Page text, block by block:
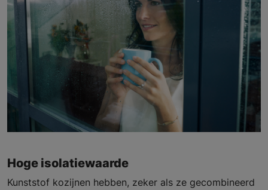
Hoge isolatiewaarde
Kunststof kozijnen hebben, zeker als ze gecombineerd